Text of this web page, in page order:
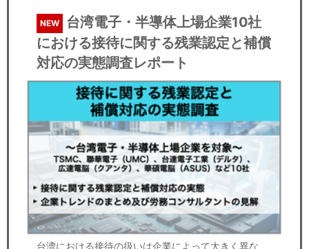
NEW
台湾電子・半導体上場企業10社
における接待に関する残業認定と補償
対応の実態調査レポート
台湾における接待の扱いは企業によって大きく異な